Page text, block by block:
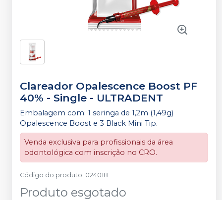
Clareador Opalescence Boost PF
40% - Single - ULTRADENT
Embalagem com: 1 seringa de 1,2m (1,49g)
Opalescence Boost e 3 Black Mini Tip.
Venda exclusiva para profissionais da área
odontológica com inscrição no CRO.
Código do produto: 024018
Produto esgotado